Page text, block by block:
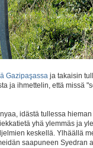
Gazipaşassa ja takaisin
ja ihmettelin, että missä
idästä tullessa
yhä ylemmäs ja
keskellä. Ylhäällä
saapuneen Syedran